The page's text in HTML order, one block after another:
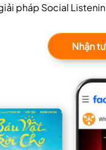
pháp Social
Nhận